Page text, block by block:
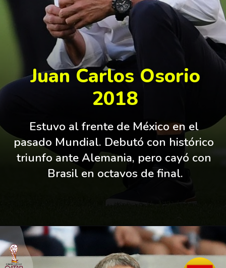
Estuvo al frente de México en el
pasado Mundial. Debutó con histórico
triunfo ante Alemania, pero cayó con
Brasil en octavos de final.
Juan Carlos Osorio
2018